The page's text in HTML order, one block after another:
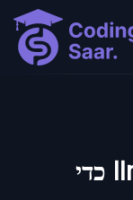
האם צריך קובץ llms.txt כדי